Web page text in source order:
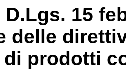
D.Lgs. 15
delle
di prodotti